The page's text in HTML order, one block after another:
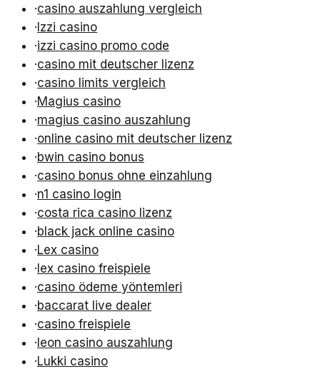
·casino auszahlung vergleich
·Izzi casino
·izzi casino promo code
·casino mit deutscher lizenz
·casino limits vergleich
·Magius casino
·magius casino auszahlung
·online casino mit deutscher lizenz
·bwin casino bonus
·casino bonus ohne einzahlung
·n1 casino login
·costa rica casino lizenz
·black jack online casino
·Lex casino
·lex casino freispiele
·casino ödeme yöntemleri
·baccarat live dealer
·casino freispiele
·leon casino auszahlung
·Lukki casino